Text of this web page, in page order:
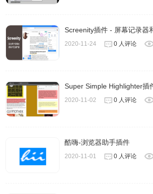
Screenity插件 - 屏幕记录器
2020-11-24 0 人评论
Super Simple Highlighter插
2020-11-02 0 人评论
酷嗨-浏览器助手插件
2020-11-01 0 人评论